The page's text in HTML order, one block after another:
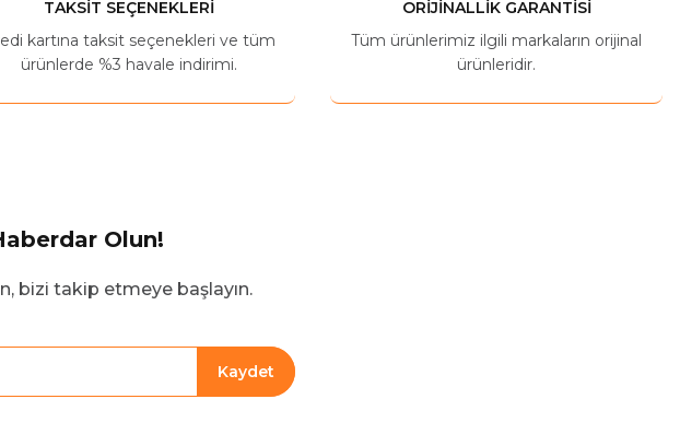
TAKSİT SEÇENEKLERİ
kartına taksit seçenekleri ve tüm
ürünlerde %3 havale indirimi.
ORİJİNALLİK GARANTİSİ
Tüm ürünlerimiz ilgili markaların orijinal
ürünleridir.
Olun!
bizi takip etmeye başlayın.
Kaydet